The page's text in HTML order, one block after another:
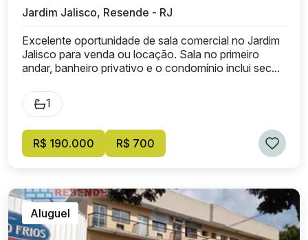
Jardim Jalisco, Resende - RJ
Excelente oportunidade de sala comercial no Jardim
Jalisco para venda ou locação. Sala no primeiro
andar, banheiro privativo e o condomínio inclui sec...
1
R$ 190.000 R$ 700
Aluguel